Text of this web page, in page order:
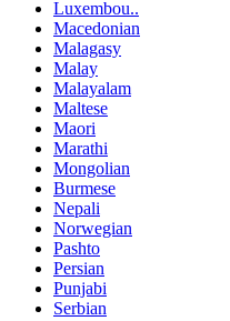
Luxembou..
Macedonian
Malagasy
Malay
Malayalam
Maltese
Maori
Marathi
Mongolian
Burmese
Nepali
Norwegian
Pashto
Persian
Punjabi
Serbian